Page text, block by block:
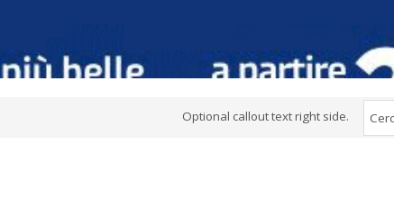
Optional callout text right side.